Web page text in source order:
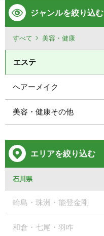
ジャンルを絞り込む
すべて 美容・健康
エステ
ヘアーメイク
美容・健康その他
エリアを絞り込む
石川県
輪島・珠洲・能登金剛
和倉・七尾・羽咋